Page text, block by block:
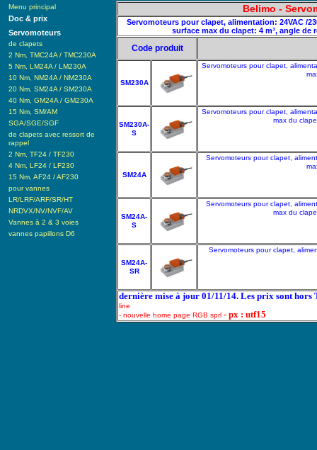
Menu principal
Doc & prix
Servomoteurs
de clapets
2 Nm, TMC24A / TMC230A
5 Nm, LM24A / LM230A
10 Nm, NM24A / NM230A
20 Nm, SM24A / SM230A
40 Nm, GM24A / GM230A
15 Nm, SM/AM
SGA/SGE/SGF
de clapets avec ressort de
rappel
2 Nm, TF24 / TF230
4 Nm, LF24 / LF230
15 Nm, AF24 / AF230
pour vannes
LR/LRF/ARF/SR/HT
NRDVX/NV/NVF/AV
Vannes à 2 & 3 voies
vannes papillons D6
Belimo -
Servomoteurs pour clapet, alimentation: 24VAC /
surface max du clapet: 4 m³, angle de
Code produit
SM230A
Servomoteurs pour clapet,
SM230A-
S
Servomoteurs pour clapet,
max du
SM24A
Servomoteurs pour clapet,
SM24A-
S
Servomoteurs pour clapet,
max du
SM24A-
SR
Servomoteurs pour clapet,
dernière mise à jour 01/11/14. Les prix sont
line
- nouvelle home page RGB sprl - px : utf15